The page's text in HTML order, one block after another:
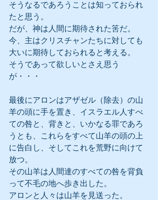
そうなるであろうことは知っておられ
たと思う。
だが、神は人間に期待された筈だ。
今、主はクリスチャンたちに対しても
大いに期待しておられると考える。
そうであって欲しいとさえ思う
が・・・
最後にアロンはアザゼル（除去）の山
羊の頭に手を置き、イスラエル人すべ
ての咎と、背きと、いかなる罪であろ
うとも、これらをすべて山羊の頭の上
に告白し、そしてこれを荒野に向けて
放つ。
その山羊は人間達のすべての咎を背負
って不毛の地へ歩き出した。
アロンと人々は山羊を見送った。